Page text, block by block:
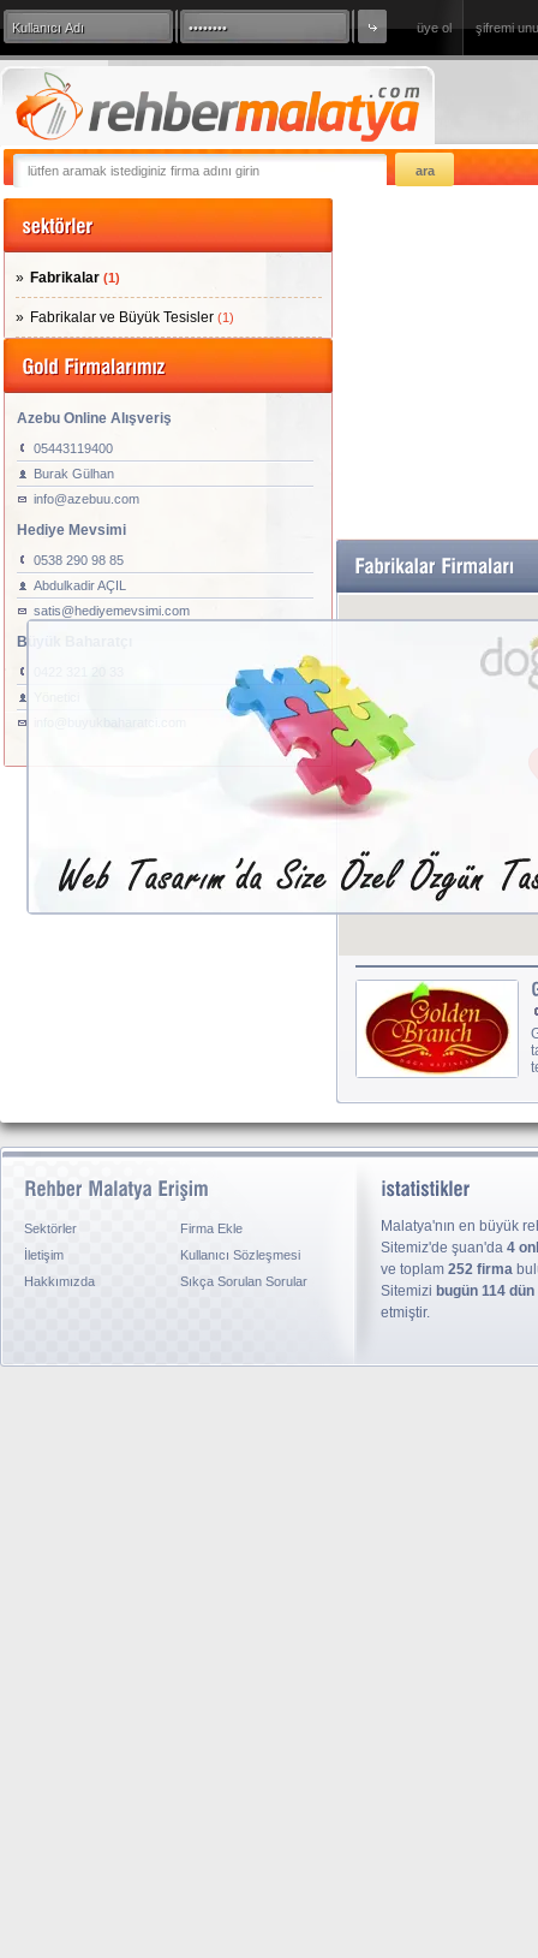
üye ol şifremi
360 Derece Sanal Tur
Fabrikalar (1)
Fabrikalar ve Büyük Tesisler (1)
Azebu Online Alışveriş
05443119400
Burak Gülhan
info@azebuu.com
Hediye Mevsimi
0538 290 98 85
Abdulkadir AÇIL
satis@hediyemevsimi.com
Büyük Baharatçı
Sektörler
Firma Ekle
İletişim
Kullanıcı Sözleşmesi
Hakkımızda
Sıkça Sorulan Sorular
Malatya'nın en büyük
Sitemiz'de şuan'da 4
ve toplam 252 firma
Sitemizi bugün 114
etmiştir.